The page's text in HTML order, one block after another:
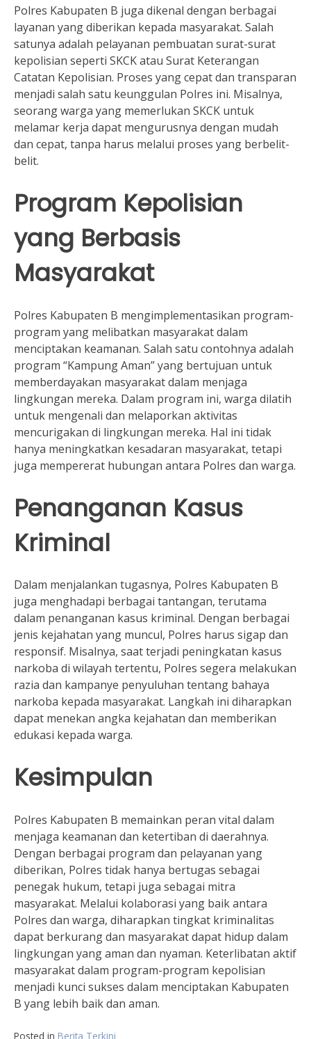
Polres Kabupaten B juga dikenal dengan berbagai
layanan yang diberikan kepada masyarakat. Salah
satunya adalah pelayanan pembuatan surat-surat
kepolisian seperti SKCK atau Surat Keterangan
Catatan Kepolisian. Proses yang cepat dan transparan
menjadi salah satu keunggulan Polres ini. Misalnya,
seorang warga yang memerlukan SKCK untuk
melamar kerja dapat mengurusnya dengan mudah
dan cepat, tanpa harus melalui proses yang berbelit-
belit.
Program Kepolisian
yang Berbasis
Masyarakat
Polres Kabupaten B mengimplementasikan program-
program yang melibatkan masyarakat dalam
menciptakan keamanan. Salah satu contohnya adalah
program “Kampung Aman” yang bertujuan untuk
memberdayakan masyarakat dalam menjaga
lingkungan mereka. Dalam program ini, warga dilatih
untuk mengenali dan melaporkan aktivitas
mencurigakan di lingkungan mereka. Hal ini tidak
hanya meningkatkan kesadaran masyarakat, tetapi
juga mempererat hubungan antara Polres dan warga.
Penanganan Kasus
Kriminal
Dalam menjalankan tugasnya, Polres Kabupaten B
juga menghadapi berbagai tantangan, terutama
dalam penanganan kasus kriminal. Dengan berbagai
jenis kejahatan yang muncul, Polres harus sigap dan
responsif. Misalnya, saat terjadi peningkatan kasus
narkoba di wilayah tertentu, Polres segera melakukan
razia dan kampanye penyuluhan tentang bahaya
narkoba kepada masyarakat. Langkah ini diharapkan
dapat menekan angka kejahatan dan memberikan
edukasi kepada warga.
Kesimpulan
Polres Kabupaten B memainkan peran vital dalam
menjaga keamanan dan ketertiban di daerahnya.
Dengan berbagai program dan pelayanan yang
diberikan, Polres tidak hanya bertugas sebagai
penegak hukum, tetapi juga sebagai mitra
masyarakat. Melalui kolaborasi yang baik antara
Polres dan warga, diharapkan tingkat kriminalitas
dapat berkurang dan masyarakat dapat hidup dalam
lingkungan yang aman dan nyaman. Keterlibatan aktif
masyarakat dalam program-program kepolisian
menjadi kunci sukses dalam menciptakan Kabupaten
B yang lebih baik dan aman.
Posted in Berita Terkini